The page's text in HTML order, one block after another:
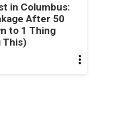
in Columbus:
After 50
to 1 Thing
This)